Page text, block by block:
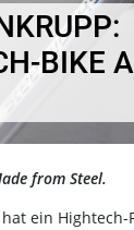
BIKE
from Steel.
ein Hightech-